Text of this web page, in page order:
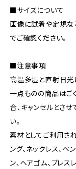
■サイズについて
画像に試着や定規な
でご確認ください。
■注意事項
高温多湿と直射日光
一点ものの商品はご
合、キャンセルとさ
い。
素材としてご利用さ
ング、ネックレス、ペ
ン、ヘアゴム、ブレス